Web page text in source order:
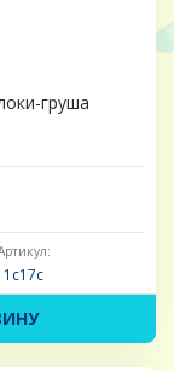
груша
1с17с